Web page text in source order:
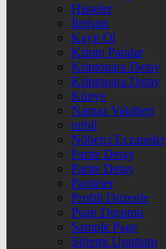
Hisseler
İletişim
Kayıt Ol
Kripto Paralar
Kriptopara Detay
Kriptopara Detay
Künye
Namaz Vakitleri
nnbil
Nöbetçi Eczaneler
Parite Detay
Parite Detay
Pariteler
Profili Düzenle
Puan Durumu
Sample Page
Şifremi Unuttum